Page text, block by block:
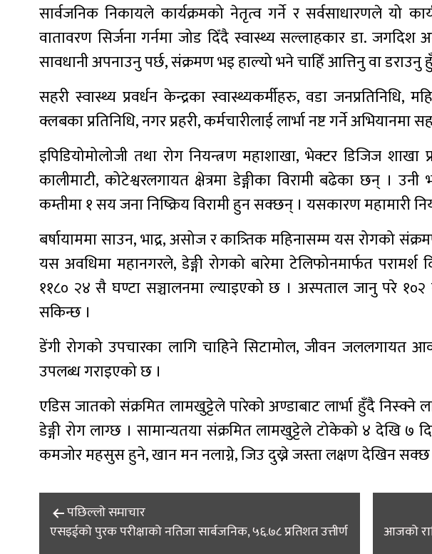
सार्वजनिक निकायले कार्यक्रमको नेतृत्व गर्ने र सर्वसाधारणले यो
वातावरण सिर्जना गर्नमा जोड दिँदै स्वास्थ्य सल्लाहकार डा.
सावधानी अपनाउनु पर्छ, संक्रमण भइ हाल्यो भने चाहिँ आत्तिनु वा
सहरी स्वास्थ्य प्रवर्धन केन्द्रका स्वास्थ्यकर्मीहरु, वडा
क्लबका प्रतिनिधि, नगर प्रहरी, कर्मचारीलाई लार्भा नष्ट गर्ने
इपिडियोमोलोजी तथा रोग नियन्त्रण महाशाखा, भेक्टर डिजिज
कालीमाटी, कोटेश्वरलगायत क्षेत्रमा डेङ्गीका विरामी बढेका छन् ।
कम्तीमा १ सय जना निष्क्रिय विरामी हुन सक्छन् । यसकारण महामारी
बर्षायाममा साउन, भाद्र, असोज र कात्र्तिक महिनासम्म यस रोगको
यस अवधिमा महानगरले, डेङ्गी रोगको बारेमा टेलिफोनमार्फत
११८० २४ सै घण्टा सञ्चालनमा ल्याइएको छ । अस्पताल जानु परे १०२
सकिन्छ ।
डेंगी रोगको उपचारका लागि चाहिने सिटामोल, जीवन जललगायत
उपलब्ध गराइएको छ ।
एडिस जातको संक्रमित लामखुट्टेले पारेको अण्डाबाट लार्भा हुँदै
डेङ्गी रोग लाग्छ । सामान्यतया संक्रमित लामखुट्टेले टोकेको ४ देखि ७
कमजोर महसुस हुने, खान मन नलाग्ने, जिउ दुख्ने जस्ता लक्षण देखिन सक्छ
Postपछिल्लाे समाचार
एसइईको पुरक परीक्षाको नतिजा सार्बजनिक, ५६.७८ प्रतिशत उत्तीर्ण
आजको